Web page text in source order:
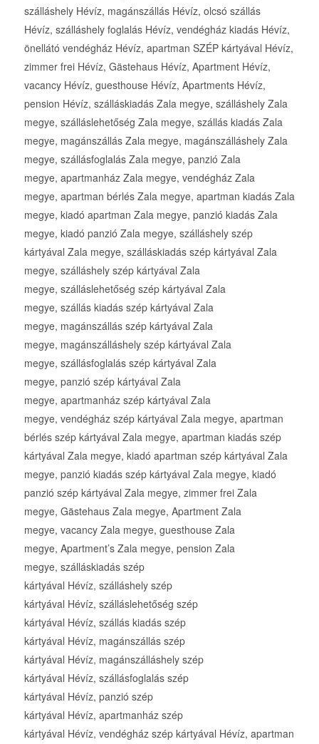
szálláshely Hévíz, magánszállás Hévíz, olcsó szállás
Hévíz, szálláshely foglalás Hévíz, vendégház kiadás Hévíz,
önellátó vendégház Hévíz, apartman SZÉP kártyával Hévíz,
zimmer frei Hévíz, Gästehaus Hévíz, Apartment Hévíz,
vacancy Hévíz, guesthouse Hévíz, Apartments Hévíz,
pension Hévíz, szálláskiadás Zala megye, szálláshely Zala
megye, szálláslehetőség Zala megye, szállás kiadás Zala
megye, magánszállás Zala megye, magánszálláshely Zala
megye, szállásfoglalás Zala megye, panzió Zala
megye, apartmanház Zala megye, vendégház Zala
megye, apartman bérlés Zala megye, apartman kiadás Zala
megye, kiadó apartman Zala megye, panzió kiadás Zala
megye, kiadó panzió Zala megye, szálláshely szép
kártyával Zala megye, szálláskiadás szép kártyával Zala
megye, szálláshely szép kártyával Zala
megye, szálláslehetőség szép kártyával Zala
megye, szállás kiadás szép kártyával Zala
megye, magánszállás szép kártyával Zala
megye, magánszálláshely szép kártyával Zala
megye, szállásfoglalás szép kártyával Zala
megye, panzió szép kártyával Zala
megye, apartmanház szép kártyával Zala
megye, vendégház szép kártyával Zala megye, apartman
bérlés szép kártyával Zala megye, apartman kiadás szép
kártyával Zala megye, kiadó apartman szép kártyával Zala
megye, panzió kiadás szép kártyával Zala megye, kiadó
panzió szép kártyával Zala megye, zimmer frei Zala
megye, Gästehaus Zala megye, Apartment Zala
megye, vacancy Zala megye, guesthouse Zala
megye, Apartment’s Zala megye, pension Zala
megye, szálláskiadás szép
kártyával Hévíz, szálláshely szép
kártyával Hévíz, szálláslehetőség szép
kártyával Hévíz, szállás kiadás szép
kártyával Hévíz, magánszállás szép
kártyával Hévíz, magánszálláshely szép
kártyával Hévíz, szállásfoglalás szép
kártyával Hévíz, panzió szép
kártyával Hévíz, apartmanház szép
kártyával Hévíz, vendégház szép kártyával Hévíz, apartman